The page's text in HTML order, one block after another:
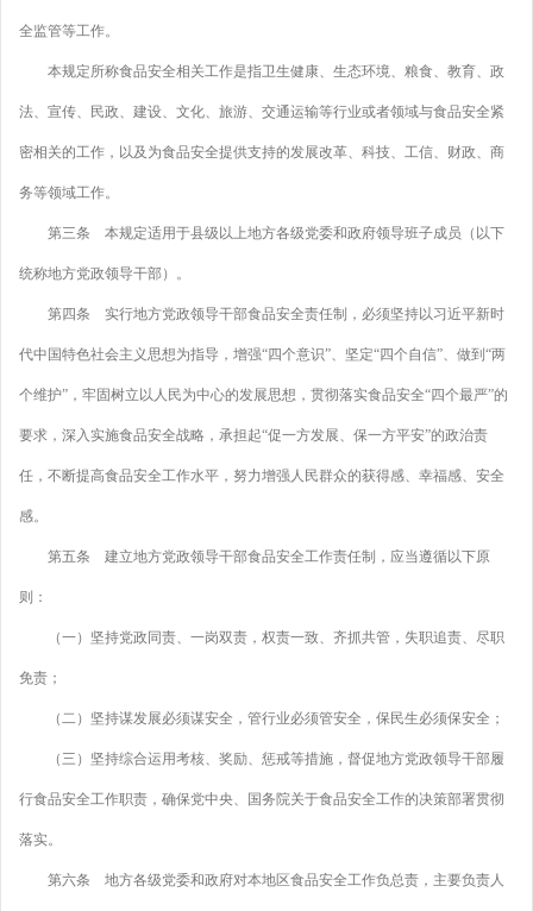
全监管等工作。
本规定所称食品安全相关工作是指卫生健康、生态环境、粮食、教育、政
法、宣传、民政、建设、文化、旅游、交通运输等行业或者领域与食品安全紧
密相关的工作，以及为食品安全提供支持的发展改革、科技、工信、财政、商
务等领域工作。
第三条 本规定适用于县级以上地方各级党委和政府领导班子成员（以下
统称地方党政领导干部）。
第四条 实行地方党政领导干部食品安全责任制，必须坚持以习近平新时
代中国特色社会主义思想为指导，增强“四个意识”、坚定“四个自信”、做到“两
个维护”，牢固树立以人民为中心的发展思想，贯彻落实食品安全“四个最严”的
要求，深入实施食品安全战略，承担起“促一方发展、保一方平安”的政治责
任，不断提高食品安全工作水平，努力增强人民群众的获得感、幸福感、安全
感。
第五条 建立地方党政领导干部食品安全工作责任制，应当遵循以下原
则：
（一）坚持党政同责、一岗双责，权责一致、齐抓共管，失职追责、尽职
免责；
（二）坚持谋发展必须谋安全，管行业必须管安全，保民生必须保安全；
（三）坚持综合运用考核、奖励、惩戒等措施，督促地方党政领导干部履
行食品安全工作职责，确保党中央、国务院关于食品安全工作的决策部署贯彻
落实。
第六条 地方各级党委和政府对本地区食品安全工作负总责，主要负责人